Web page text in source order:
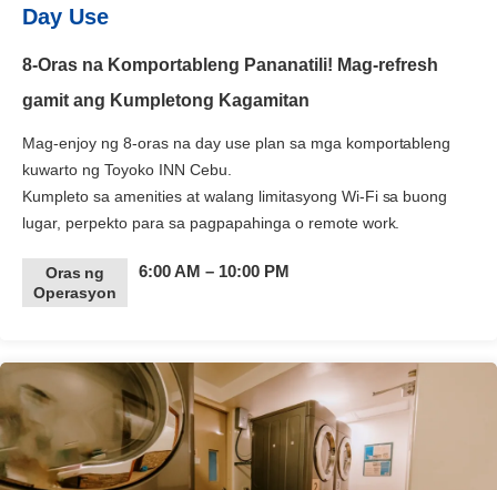
Day Use
8-Oras na Komportableng Pananatili! Mag-refresh
gamit ang Kumpletong Kagamitan
Mag-enjoy ng 8-oras na day use plan sa mga komportableng
kuwarto ng Toyoko INN Cebu.
Kumpleto sa amenities at walang limitasyong Wi-Fi sa buong
lugar, perpekto para sa pagpapahinga o remote work.
Oras ng
Operasyon
6:00 AM – 10:00 PM